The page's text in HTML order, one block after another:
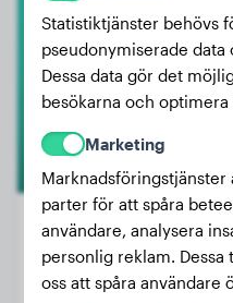
Vikt:
Statistiktjänster behövs
pseudonymiserade data
Dessa data gör det
besökarna och
Marketing
Marknadsföringstjänster
parter för att spåra
användare, analysera
personlig reklam.
oss att spåra användare